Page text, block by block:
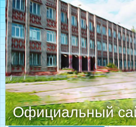
Официальный